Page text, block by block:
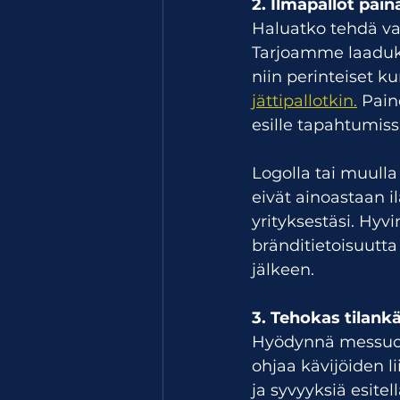
2. Ilmapallot
Haluatko tehdä
Tarjoamme
niin perinteiset
jättipallotkin.
esille
Logolla tai
eivät ainoastaan
yrityksestäsi.
jälkeen.
3. Tehokas
Hyödynnä
ohjaa kävijöiden
ja syvyyksiä